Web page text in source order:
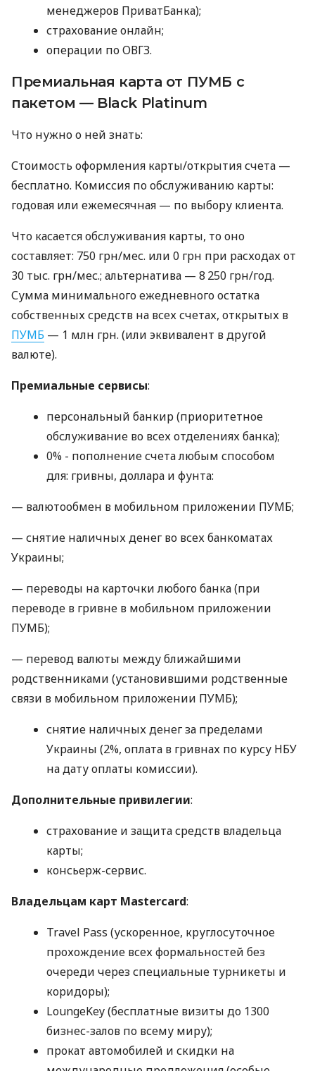
менеджеров ПриватБанка);
страхование онлайн;
операции по ОВГЗ.
Премиальная карта от ПУМБ с
пакетом — Black Platinum
Что нужно о ней знать:
Стоимость оформления карты/открытия счета —
бесплатно. Комиссия по обслуживанию карты:
годовая или ежемесячная — по выбору клиента.
Что касается обслуживания карты, то оно
составляет: 750 грн/мес. или 0 грн при расходах от
30 тыс. грн/мес.; альтернатива — 8 250 грн/год.
Сумма минимального ежедневного остатка
собственных средств на всех счетах, открытых в
ПУМБ — 1 млн грн. (или эквивалент в другой
валюте).
Премиальные сервисы:
персональный банкир (приоритетное
обслуживание во всех отделениях банка);
0% - пополнение счета любым способом
для: гривны, доллара и фунта:
— валютообмен в мобильном приложении ПУМБ;
— снятие наличных денег во всех банкоматах
Украины;
— переводы на карточки любого банка (при
переводе в гривне в мобильном приложении
ПУМБ);
— перевод валюты между ближайшими
родственниками (установившими родственные
связи в мобильном приложении ПУМБ);
снятие наличных денег за пределами
Украины (2%, оплата в гривнах по курсу НБУ
на дату оплаты комиссии).
Дополнительные привилегии:
страхование и защита средств владельца
карты;
консьерж-сервис.
Владельцам карт Mastercard:
Travel Pass (ускоренное, круглосуточное
прохождение всех формальностей без
очереди через специальные турникеты и
коридоры);
LoungeKey (бесплатные визиты до 1300
бизнес-залов по всему миру);
прокат автомобилей и скидки на